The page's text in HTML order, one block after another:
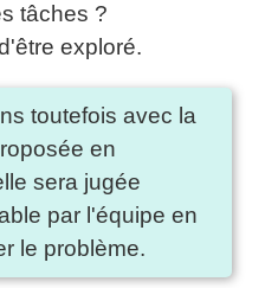
tâches ?
exploré.
toutefois avec la
en
sera jugée
par l'équipe en
le problème.